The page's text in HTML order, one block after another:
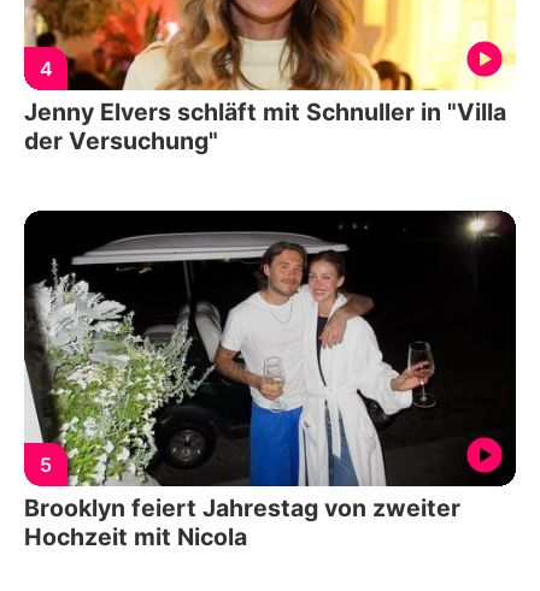
4
Jenny Elvers schläft mit Schnuller in "Villa
der Versuchung"
5
Brooklyn feiert Jahrestag von zweiter
Hochzeit mit Nicola